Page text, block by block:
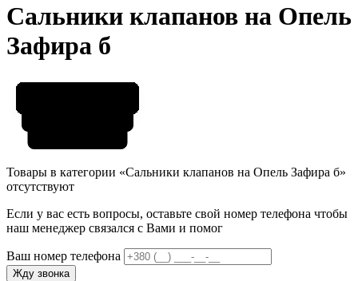
Сальники клапанов на Опель
Зафира б
Товары в категории «Сальники клапанов на Опель Зафира б»
отсутствуют
Если у вас есть вопросы, оставьте свой номер телефона чтобы
наш менеджер связался с Вами и помог
Ваш номер телефона
Жду звонка